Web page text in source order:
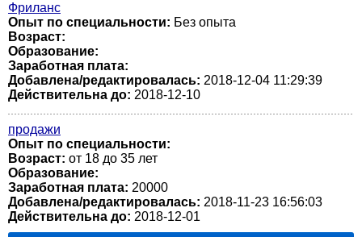
Фриланс
Опыт по специальности: Без опыта
Возраст:
Образование:
Заработная плата:
Добавлена/редактировалась: 2018-12-04 11:29:39
Действительна до: 2018-12-10
продажи
Опыт по специальности:
Возраст: от 18 до 35 лет
Образование:
Заработная плата: 20000
Добавлена/редактировалась: 2018-11-23 16:56:03
Действительна до: 2018-12-01